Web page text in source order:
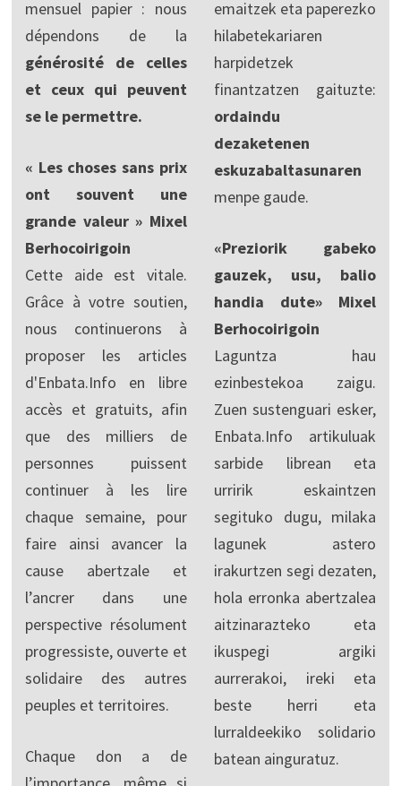
mensuel papier : nous
dépendons de la
générosité de celles
et ceux qui peuvent
se le permettre.
« Les choses sans prix
ont souvent une
grande valeur » Mixel
Berhocoirigoin
Cette aide est vitale.
Grâce à votre soutien,
nous continuerons à
proposer les articles
d'Enbata.Info en libre
accès et gratuits, afin
que des milliers de
personnes puissent
continuer à les lire
chaque semaine, pour
faire ainsi avancer la
cause abertzale et
l’ancrer dans une
perspective résolument
progressiste, ouverte et
solidaire des autres
peuples et territoires.
Chaque don a de
emaitzek eta paperezko
hilabetekariaren
harpidetzek
finantzatzen gaituzte:
ordaindu
dezaketenen
eskuzabaltasunaren
menpe gaude.
«Preziorik gabeko
gauzek, usu, balio
handia dute» Mixel
Berhocoirigoin
Laguntza hau
ezinbestekoa zaigu.
Zuen sustenguari esker,
Enbata.Info artikuluak
sarbide librean eta
urririk eskaintzen
segituko dugu, milaka
lagunek astero
irakurtzen segi dezaten,
hola erronka abertzalea
aitzinarazteko eta
ikuspegi argiki
aurrerakoi, ireki eta
beste herri eta
lurraldeekiko solidario
batean ainguratuz.